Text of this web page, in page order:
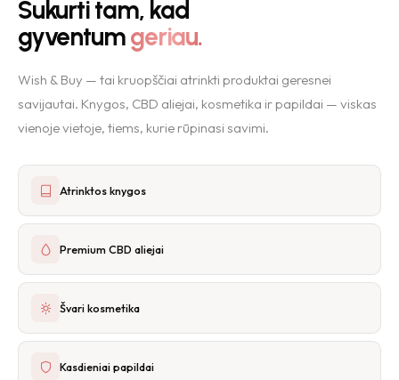
Sukurti tam, kad
gyventumgeriau.
Wish & Buy — tai kruopščiai atrinkti produktai geresnei
savijautai. Knygos, CBD aliejai, kosmetika ir papildai — viskas
vienoje vietoje, tiems, kurie rūpinasi savimi.
Atrinktos knygos
Premium CBD aliejai
Švari kosmetika
Kasdieniai papildai